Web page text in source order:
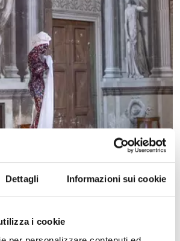
Dettagli Informazioni sui cookie
i cookie
di imperdibili appuntamenti con l’arte e